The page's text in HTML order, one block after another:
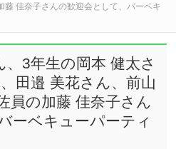
藤 佳奈子さんの歓迎会として、バーベキ
3年生の岡本 健太さ
田邉 美花さん、前山
員の加藤 佳奈子さん
ーベキューパーティ